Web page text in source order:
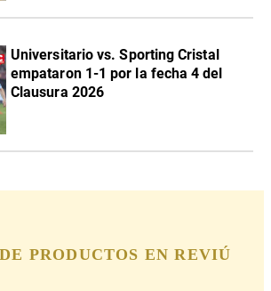
Universitario vs. Sporting Cristal
empataron 1-1 por la fecha 4 del
Clausura 2026